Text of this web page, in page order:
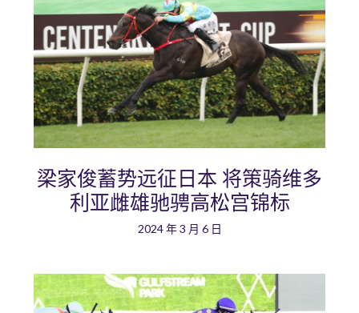
梁家俊蓄势远征日本 将策骑维多
利亚雌雄驰骋高松宫锦标
2024 年 3 月 6 日